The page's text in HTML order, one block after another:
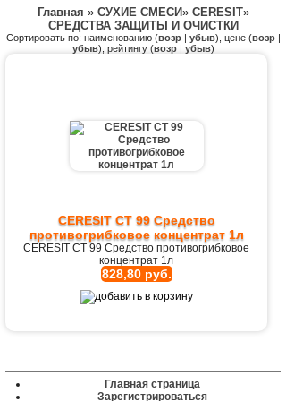
Главная » СУХИЕ СМЕСИ» CERESIT»
СРЕДСТВА ЗАЩИТЫ И ОЧИСТКИ
Сортировать по: наименованию (возр| убыв), цене (возр|
убыв), рейтингу (возр| убыв)
CERESIT CT 99 Средство
противогрибковое концентрат 1л
CERESIT CT 99 Средство противогрибковое
концентрат 1л
828,80 руб.
Главная страница
Зарегистрироваться